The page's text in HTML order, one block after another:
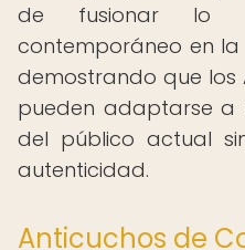
de fusionar lo
contemporáneo en
demostrando que los
pueden adaptarse a
del público actual
autenticidad.
Anticuchos de